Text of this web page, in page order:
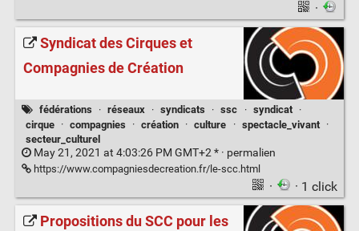
·
Syndicat des Cirques et
Compagnies de Création
fédérations · réseaux · syndicats · ssc · syndicat
·
cirque
· compagnies · création · culture · spectacle_vivant
·
secteur_culturel
May 21, 2021 at 4:03:26 PM GMT+2 * · permalien
https://www.compagniesdecreation.fr/le-scc.html
· · 1 click
Propositions du SCC pour les